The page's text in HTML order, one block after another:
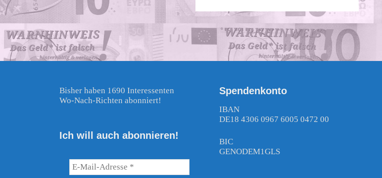
Bisher haben 1690 Interessenten
Wo-Nach-Richten abonniert!
Ich will auch abonnieren!
Spendenkonto
IBAN
DE18 4306 0967 6005 0472 00
BIC
GENODEM1GLS